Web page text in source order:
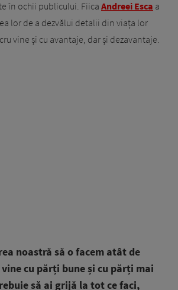
în ochii publicului. Fiica Andreei Esca a
lor de a dezvălui detalii din viața lor
vine și cu avantaje, dar și dezavantaje.
noastră să o facem atât de
cu părți bune și cu părți mai
să ai grijă la tot ce faci,